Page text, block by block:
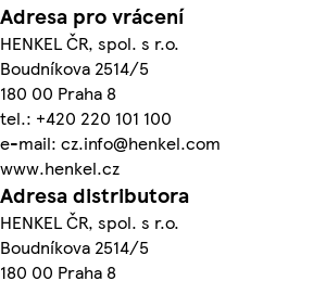
Adresa pro vrácení
HENKEL ČR, spol. s r.o.
Boudníkova 2514/5
180 00 Praha 8
tel.: +420 220 101 100
e-mail: cz.info@henkel.com
www.henkel.cz
Adresa distributora
HENKEL ČR, spol. s r.o.
Boudníkova 2514/5
180 00 Praha 8